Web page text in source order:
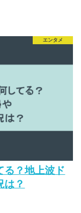
エンタメ
る？地上波ド
は？